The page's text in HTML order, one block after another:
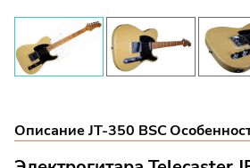
Описание JT-350 BSC